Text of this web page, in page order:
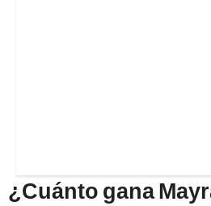
¿Cuánto gana